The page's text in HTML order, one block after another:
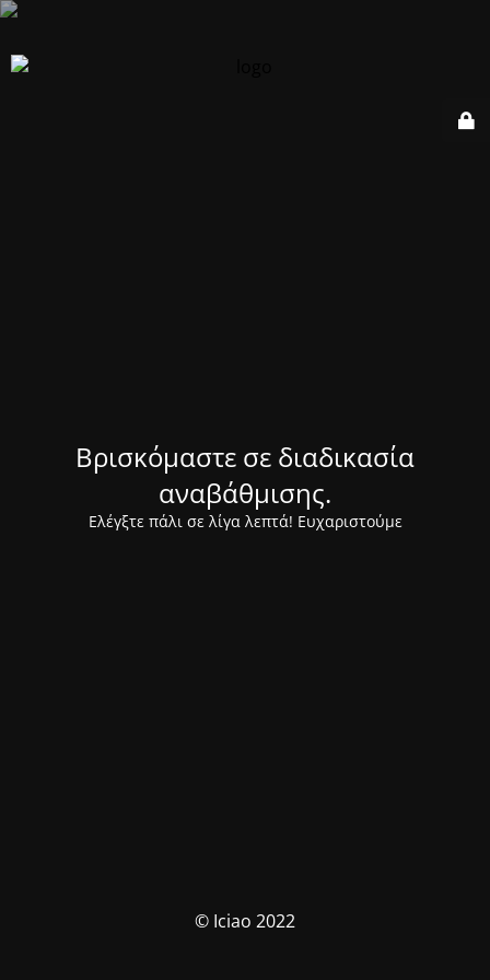
Βρισκόμαστε σε διαδικασία
αναβάθμισης.
Ελέγξτε πάλι σε λίγα λεπτά! Ευχαριστούμε
© Iciao 2022